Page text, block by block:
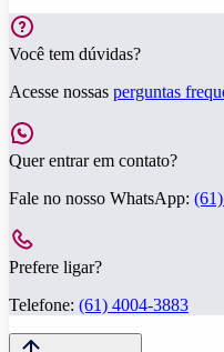
Você tem dúvidas?
Acesse nossas perguntas
Quer entrar em contato?
Fale no nosso WhatsApp:
Prefere ligar?
Telefone: (61) 4004-3883